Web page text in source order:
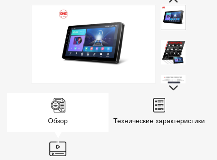
Обзор Технические характеристики